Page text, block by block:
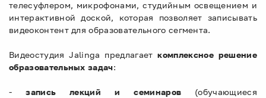
телесуфлером, микрофонами, студийным освещением и
интерактивной доской, которая позволяет записывать
видеоконтент для образовательного сегмента.
Видеостудия Jalinga предлагаеткомплексное решение
образовательных задач:
-запись лекций и семинаров (обучающиеся